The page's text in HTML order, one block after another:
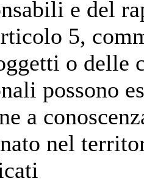
e del
5,
o delle
possono
a
nel